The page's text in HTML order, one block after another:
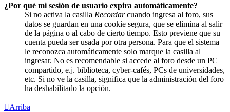
¿Por qué mi sesión de usuario expira automáticamente?
Si no activa la casilla Recordarcuando ingresa al foro, sus
datos se guardan en una cookie segura, que se elimina al salir
de la página o al cabo de cierto tiempo. Esto previene que su
cuenta pueda ser usada por otra persona. Para que el sistema
le reconozca automáticamente solo marque la casilla al
ingresar. No es recomendable si accede al foro desde un PC
compartido, e.j. biblioteca, cyber-cafés, PCs de universidades,
etc. Si no ve la casilla, significa que la administración del foro
ha deshabilitado la opción.
Arriba